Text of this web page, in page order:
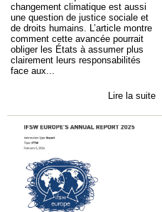
changement climatique est aussi
une question de justice sociale et
de droits humains. L’article montre
comment cette avancée pourrait
obliger les États à assumer plus
clairement leurs responsabilités
face aux...
Lire la suite